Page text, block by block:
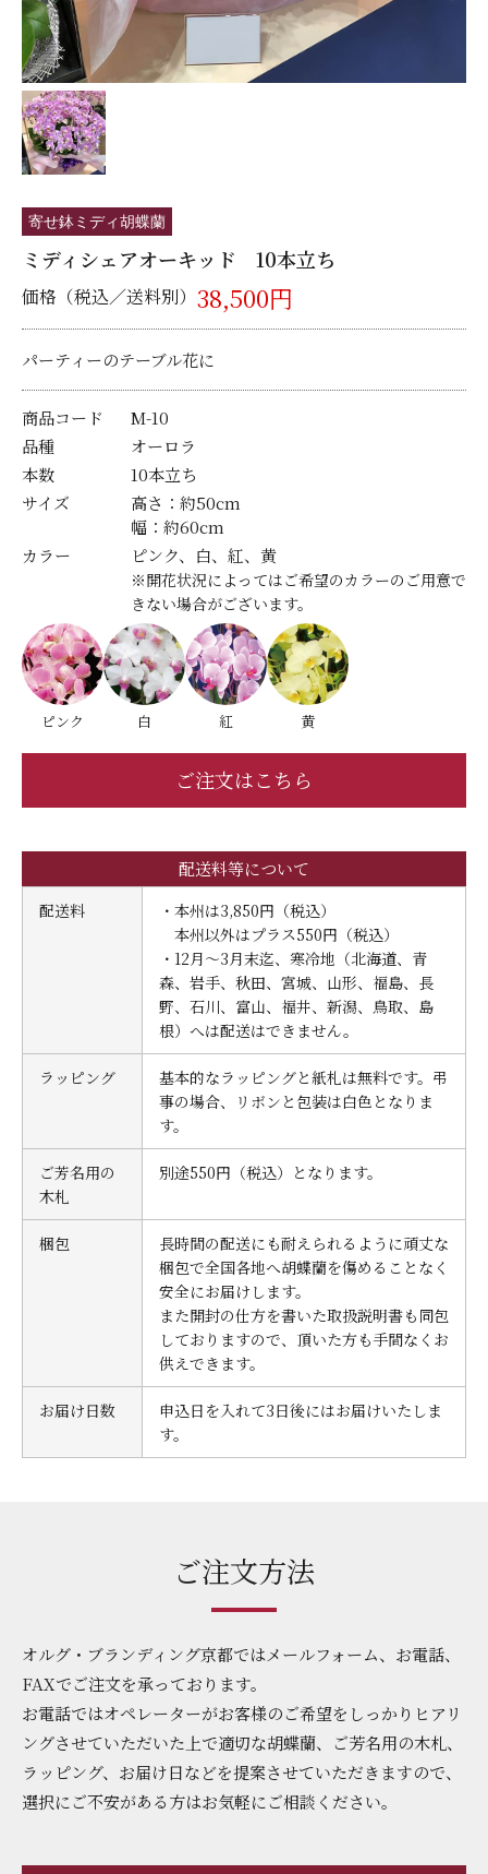
寄せ鉢ミディ胡蝶蘭
ミディシェアオーキッド 10本立ち
価格（税込／送料別） 38,500円
パーティーのテーブル花に
商品コード
M-10
品種
オーロラ
本数
10本立ち
サイズ
高さ：約50cm
幅：約60cm
カラー
ピンク、白、紅、黄
※開花状況によってはご希望のカラーのご用意で
きない場合がございます。
ピンク 白 紅 黄
ご注文はこちら
配送料等について
配送料
・本州は3,850円（税込）
本州以外はプラス550円（税込）
・12月～3月末迄、寒冷地（北海道、青
森、岩手、秋田、宮城、山形、福島、長
野、石川、富山、福井、新潟、鳥取、島
根）へは配送はできません。
ラッピング
基本的なラッピングと紙札は無料です。弔
事の場合、リボンと包装は白色となりま
す。
ご芳名用の
木札
別途550円（税込）となります。
梱包
長時間の配送にも耐えられるように頑丈な
梱包で全国各地へ胡蝶蘭を傷めることなく
安全にお届けします。
また開封の仕方を書いた取扱説明書も同包
しておりますので、頂いた方も手間なくお
供えできます。
お届け日数
申込日を入れて3日後にはお届けいたしま
す。
ご注文方法
オルグ・ブランディング京都ではメールフォーム、お電話、
FAXでご注文を承っております。
お電話ではオペレーターがお客様のご希望をしっかりヒアリ
ングさせていただいた上で適切な胡蝶蘭、ご芳名用の木札、
ラッピング、お届け日などを提案させていただきますので、
選択にご不安がある方はお気軽にご相談ください。